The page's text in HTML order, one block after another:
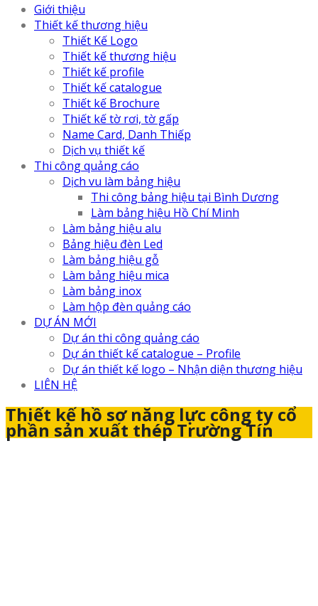
Giới thiệu
Thiết kế thương hiệu
Thiết Kế Logo
Thiết kế thương hiệu
Thiết kế profile
Thiết kế catalogue
Thiết kế Brochure
Thiết kế tờ rơi, tờ gấp
Name Card, Danh Thiếp
Dịch vụ thiết kế
Thi công quảng cáo
Dịch vu làm bảng hiệu
Thi công bảng hiệu tại Bình Dương
Làm bảng hiệu Hồ Chí Minh
Làm bảng hiệu alu
Bảng hiệu đèn Led
Làm bảng hiệu gỗ
Làm bảng hiệu mica
Làm bảng inox
Làm hộp đèn quảng cáo
DỰ ÁN MỚI
Dự án thi công quảng cáo
Dự án thiết kế catalogue – Profile
Dự án thiết kế logo – Nhận diện thương hiệu
LIÊN HỆ
Thiết kế hồ sơ năng lực công ty cổ
phần sản xuất thép Trường Tín